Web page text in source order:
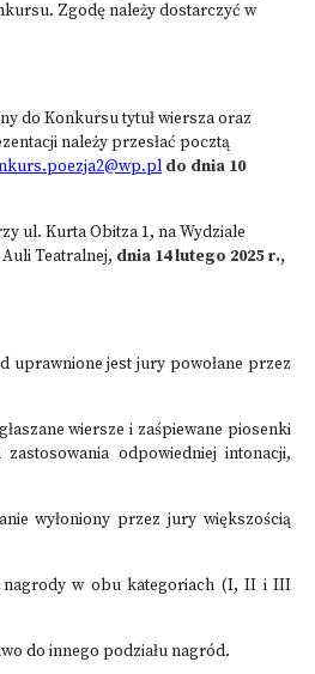
Zgodę należy dostarczyć w
do Konkursu tytuł wiersza oraz
należy przesłać pocztą
do dnia 10
ul. Kurta Obitza 1, na Wydziale
Teatralnej, dnia 14 lutego 2025 r.,
uprawnione jest jury powołane przez
wiersze i zaśpiewane piosenki
odpowiedniej intonacji,
wyłoniony przez jury większością
w obu kategoriach (I, II i III
do innego podziału nagród.